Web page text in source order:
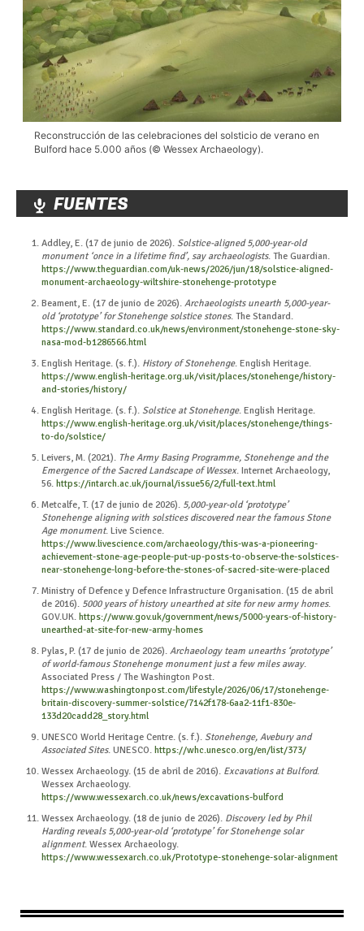
Reconstrucción de las celebraciones del solsticio de verano en
Bulford hace 5.000 años (© Wessex Archaeology).
FUENTES
Addley, E. (17 de junio de 2026). Solstice-aligned 5,000-year-old
monument ‘once in a lifetime find’, say archaeologists. The Guardian.
https://www.theguardian.com/uk-news/2026/jun/18/solstice-aligned-
monument-archaeology-wiltshire-stonehenge-prototype
Beament, E. (17 de junio de 2026). Archaeologists unearth 5,000-year-
old ‘prototype’ for Stonehenge solstice stones. The Standard.
https://www.standard.co.uk/news/environment/stonehenge-stone-sky-
nasa-mod-b1286566.html
English Heritage. (s. f.). History of Stonehenge. English Heritage.
https://www.english-heritage.org.uk/visit/places/stonehenge/history-
and-stories/history/
English Heritage. (s. f.). Solstice at Stonehenge. English Heritage.
https://www.english-heritage.org.uk/visit/places/stonehenge/things-
to-do/solstice/
Leivers, M. (2021). The Army Basing Programme, Stonehenge and the
Emergence of the Sacred Landscape of Wessex. Internet Archaeology,
56. https://intarch.ac.uk/journal/issue56/2/full-text.html
Metcalfe, T. (17 de junio de 2026). 5,000-year-old ‘prototype’
Stonehenge aligning with solstices discovered near the famous Stone
Age monument. Live Science.
https://www.livescience.com/archaeology/this-was-a-pioneering-
achievement-stone-age-people-put-up-posts-to-observe-the-solstices-
near-stonehenge-long-before-the-stones-of-sacred-site-were-placed
Ministry of Defence y Defence Infrastructure Organisation. (15 de abril
de 2016). 5000 years of history unearthed at site for new army homes.
GOV.UK. https://www.gov.uk/government/news/5000-years-of-history-
unearthed-at-site-for-new-army-homes
Pylas, P. (17 de junio de 2026). Archaeology team unearths ‘prototype’
of world-famous Stonehenge monument just a few miles away.
Associated Press / The Washington Post.
https://www.washingtonpost.com/lifestyle/2026/06/17/stonehenge-
britain-discovery-summer-solstice/7142f178-6aa2-11f1-830e-
133d20cadd28_story.html
UNESCO World Heritage Centre. (s. f.). Stonehenge, Avebury and
Associated Sites. UNESCO. https://whc.unesco.org/en/list/373/
Wessex Archaeology. (15 de abril de 2016). Excavations at Bulford.
Wessex Archaeology.
https://www.wessexarch.co.uk/news/excavations-bulford
Wessex Archaeology. (18 de junio de 2026). Discovery led by Phil
Harding reveals 5,000-year-old ‘prototype’ for Stonehenge solar
alignment. Wessex Archaeology.
https://www.wessexarch.co.uk/Prototype-stonehenge-solar-alignment